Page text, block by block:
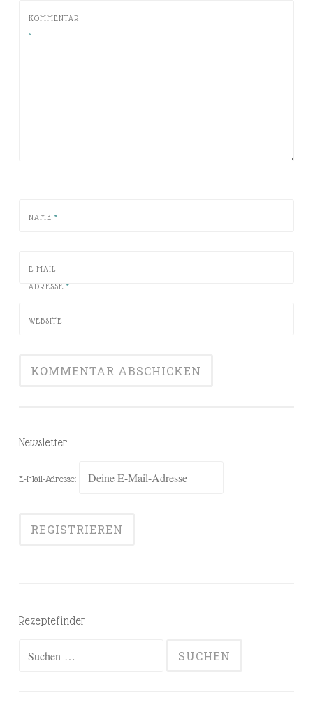
KOMMENTAR
*
NAME *
E-MAIL-
ADRESSE *
WEBSITE
Newsletter
E-Mail-Adresse:
Rezeptefinder